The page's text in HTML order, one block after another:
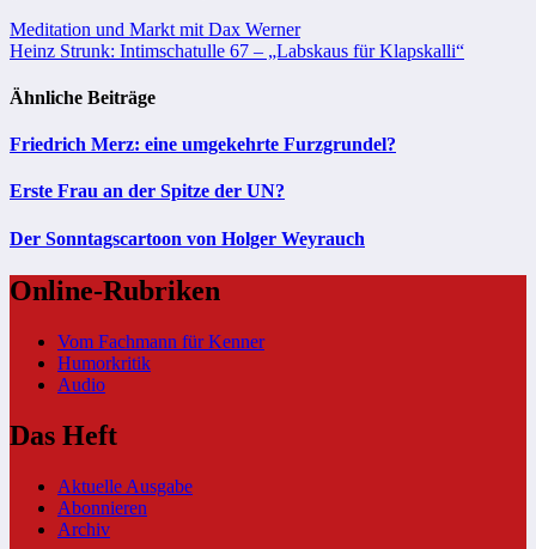
Beitragsnavigation
Meditation und Markt mit Dax Werner
Heinz Strunk: Intimschatulle 67 – „Labskaus für Klapskalli“
Ähnliche Beiträge
Friedrich Merz: eine umgekehrte Furzgrundel?
Erste Frau an der Spitze der UN?
Der Sonntagscartoon von Holger Weyrauch
Online-Rubriken
Vom Fachmann für Kenner
Humorkritik
Audio
Das Heft
Aktuelle Ausgabe
Abonnieren
Archiv